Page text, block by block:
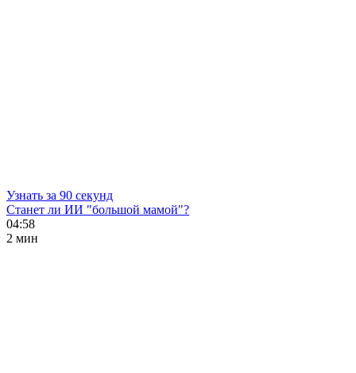
Узнать за 90 секунд
Станет ли ИИ "большой мамой"?
04:58
2 мин